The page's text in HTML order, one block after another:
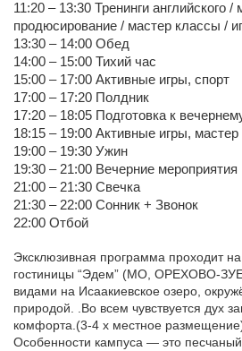
11:20 – 13:30 Тренинги английского
продюсирование / мастер классы /
13:30 – 14:00 Обед
14:00 – 15:00 Тихий час
15:00 – 17:00 Активные игры, спорт
17:00 – 17:20 Полдник
17:20 – 18:05 Подготовка к
18:15 – 19:00 Активные игры,
19:00 – 19:30 Ужин
19:30 – 21:00 Вечерние мероприятия
21:00 – 21:30 Свечка
21:30 – 22:00 Сонник + Звонок
22:00 Отбой
Эксклюзивная программа проходит
гостиницы “Эдем” (МО, ОРЕХОВО-
видами на Исаакиевское озеро,
природой. .Во всем чувствуется дух
комфорта.(3-4 х местное
Особенности кампуса — это